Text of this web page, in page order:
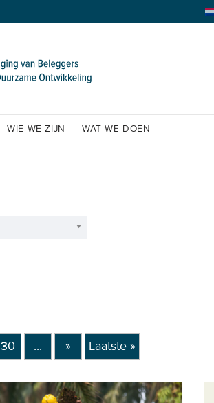
WIE WE ZIJN WAT WE DOEN
30 ... » Laatste »